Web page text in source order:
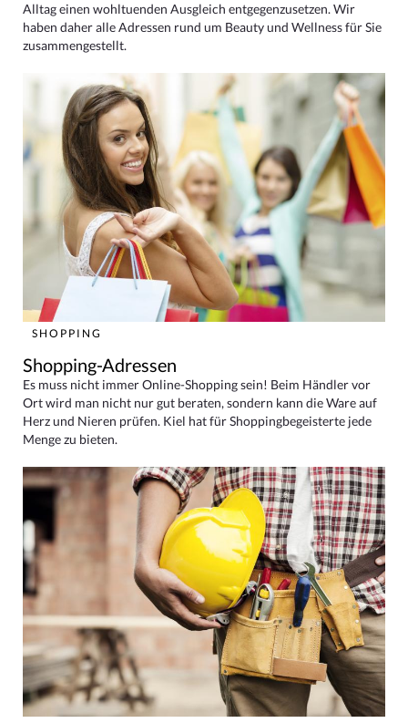
Alltag einen wohltuenden Ausgleich entgegenzusetzen. Wir
haben daher alle Adressen rund um Beauty und Wellness für Sie
zusammengestellt.
SHOPPING
Shopping-Adressen
Es muss nicht immer Online-Shopping sein! Beim Händler vor
Ort wird man nicht nur gut beraten, sondern kann die Ware auf
Herz und Nieren prüfen. Kiel hat für Shoppingbegeisterte jede
Menge zu bieten.